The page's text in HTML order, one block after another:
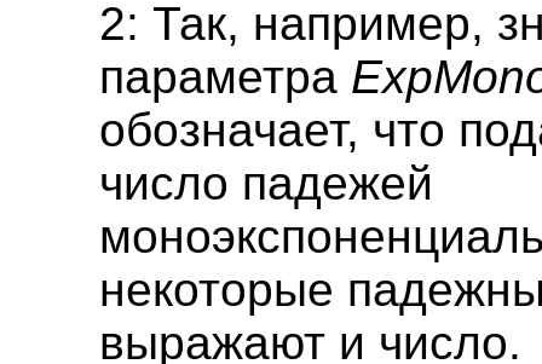
2: Так, например,
параметра
обозначает, что
число падежей
некоторые
выражают и число.